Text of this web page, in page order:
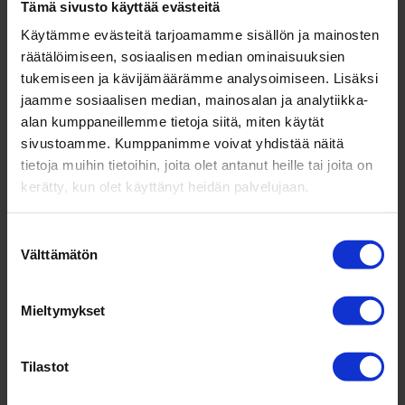
Tämä sivusto käyttää evästeitä
Käytämme evästeitä tarjoamamme sisällön ja mainosten
räätälöimiseen, sosiaalisen median ominaisuuksien
tukemiseen ja kävijämäärämme analysoimiseen. Lisäksi
jaamme sosiaalisen median, mainosalan ja analytiikka-
alan kumppaneillemme tietoja siitä, miten käytät
sivustoamme. Kumppanimme voivat yhdistää näitä
tietoja muihin tietoihin, joita olet antanut heille tai joita on
kerätty, kun olet käyttänyt heidän palvelujaan.
valinta
Välttämätön
Mieltymykset
Tilastot
“En usko yhteenkään tuot­teeseen sinällään,
vaan myynnin ja mark­ki­noinnin voimaan”,
de Silva pamauttaa.
“Mark­ki­nointiin täytyy uskaltaa panostaa.
Kun aloimme mai­nostaa Naavan viher­
seinää Face­boo­kissa, ensim­mäiset liidit
tulivat mak­samaan 1000 euroa kap­pa­
Silva nau­rahtaa.
nointi on inves­tointi, joka generoi kasvua,
vaan tuloksia syntyy pidem­mällä aika­vä­